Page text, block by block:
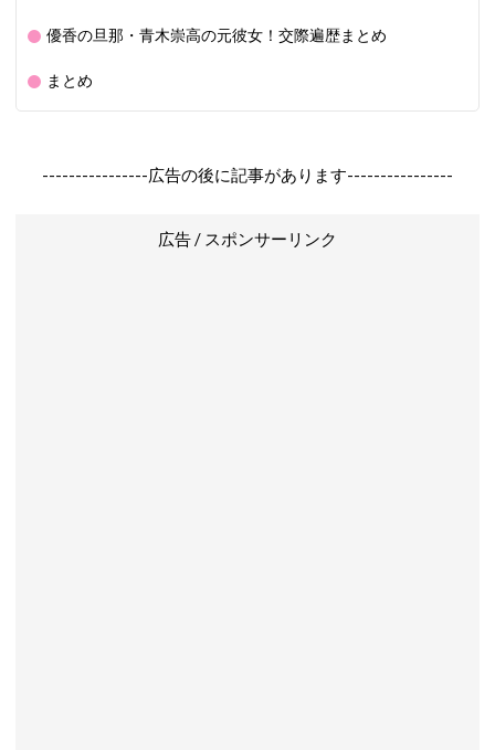
優香の旦那・青木崇高の元彼女！交際遍歴まとめ
まとめ
----------------広告の後に記事があります----------------
広告 / スポンサーリンク